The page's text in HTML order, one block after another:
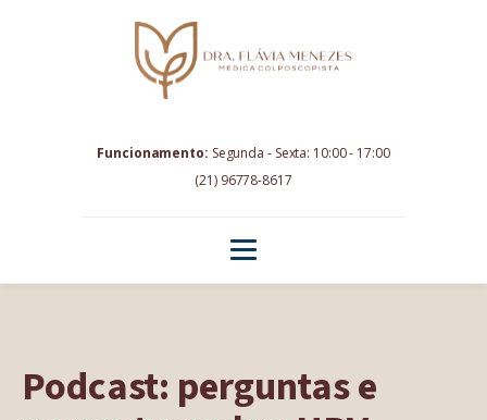
Funcionamento: Segunda - Sexta: 10:00 - 17:00
(21) 96778-8617
Podcast: perguntas e